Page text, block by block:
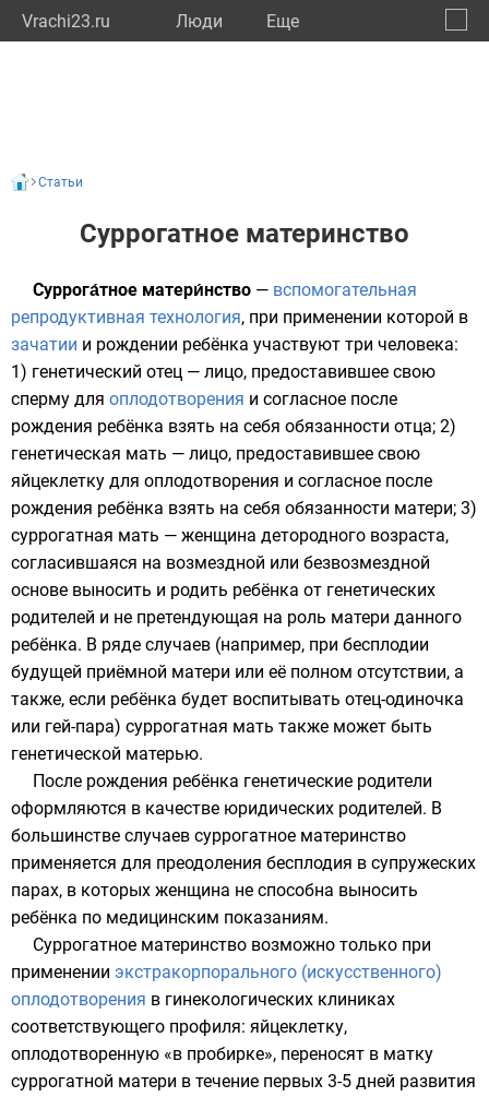
Vrachi23.ru Люди Eще
Статьи
Суррогатное материнство
Суррога́тное матери́нство — вспомогательная
репродуктивная технология, при применении которой в
зачатии и рождении ребёнка участвуют три человека:
1) генетический отец — лицо, предоставившее свою
сперму для оплодотворения и согласное после
рождения ребёнка взять на себя обязанности отца; 2)
генетическая мать — лицо, предоставившее свою
яйцеклетку для оплодотворения и согласное после
рождения ребёнка взять на себя обязанности матери; 3)
суррогатная мать — женщина детородного возраста,
согласившаяся на возмездной или безвозмездной
основе выносить и родить ребёнка от генетических
родителей и не претендующая на роль матери данного
ребёнка. В ряде случаев (например, при бесплодии
будущей приёмной матери или её полном отсутствии, а
также, если ребёнка будет воспитывать отец-одиночка
или гей-пара) суррогатная мать также может быть
генетической матерью.
После рождения ребёнка генетические родители
оформляются в качестве юридических родителей. В
большинстве случаев суррогатное материнство
применяется для преодоления бесплодия в супружеских
парах, в которых женщина не способна выносить
ребёнка по медицинским показаниям.
Суррогатное материнство возможно только при
применении экстракорпорального (искусственного)
оплодотворения в гинекологических клиниках
соответствующего профиля: яйцеклетку,
оплодотворенную «в пробирке», переносят в матку
суррогатной матери в течение первых 3-5 дней развития